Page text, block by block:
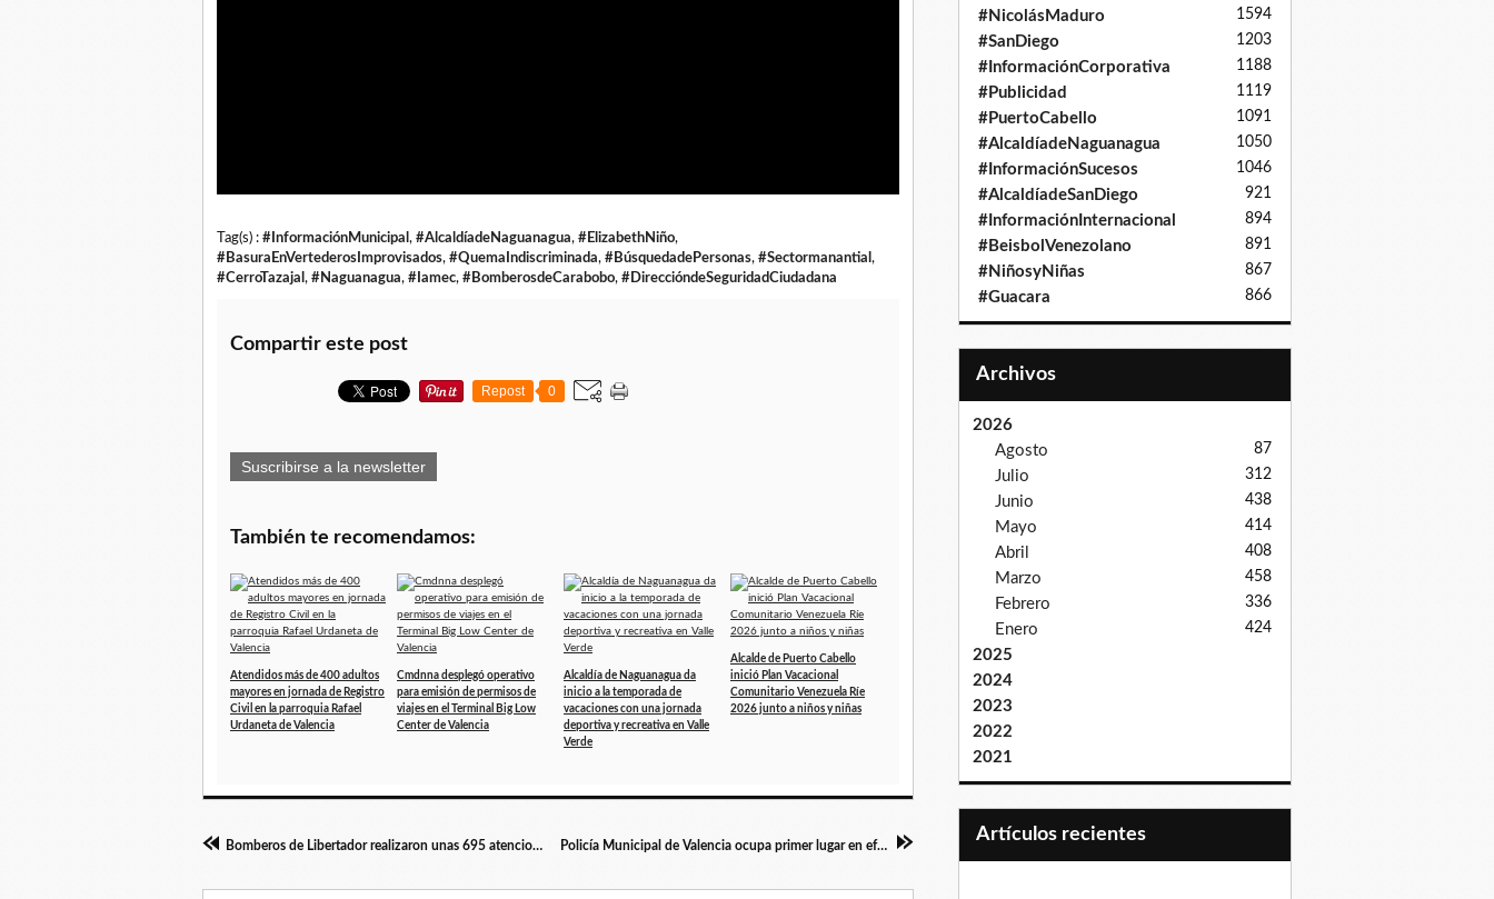
Tag(s) : #InformaciónMunicipal , #AlcaldíadeNaguanagua, #ElizabethNiño,
#BasuraEnVertederosImprovisados, #QuemaIndiscriminada, #BúsquedadePersonas, #Sectormanantial ,
#CerroTazajal , #Naguanagua, #Iamec, #BomberosdeCarabobo, #DireccióndeSeguridadCiudadana
Compartir este post
Repost 0
Suscribirse a la newsletter
También te recomendamos:
Atendidos más de 400 adultos
mayores en jornada de Registro
Civil en la parroquia Rafael
Urdaneta de Valencia
Cmdnna desplegó operativo
para emisión de permisos de
viajes en el Terminal Big Low
Center de Valencia
Alcaldía de Naguanagua da
inicio a la temporada de
vacaciones con una jornada
deportiva y recreativa en Valle
Verde
Alcalde de Puerto Cabello
inició Plan Vacacional
Comunitario Venezuela Ríe
2026 junto a niños y niñas
Bomberos de Libertador realizaron unas 695 atenciones en diversas comunidades durante abril 2026 Policía Municipal de Valencia ocupa primer lugar en efectividad operacional en Venezuela en abril 2026
#NicolásMaduro 1594
#SanDiego 1203
#InformaciónCorporativa 1188
#Publicidad 1119
#PuertoCabello 1091
#AlcaldíadeNaguanagua 1050
#InformaciónSucesos 1046
#AlcaldíadeSanDiego 921
#InformaciónInternacional 894
#BeisbolVenezolano 891
#NiñosyNiñas 867
#Guacara 866
Archivos
2026
Agosto
87
Julio 312
Junio 438
Mayo 414
Abril 408
Marzo 458
Febrero 336
Enero 424
2025
2024
2023
2022
2021
Artículos recientes